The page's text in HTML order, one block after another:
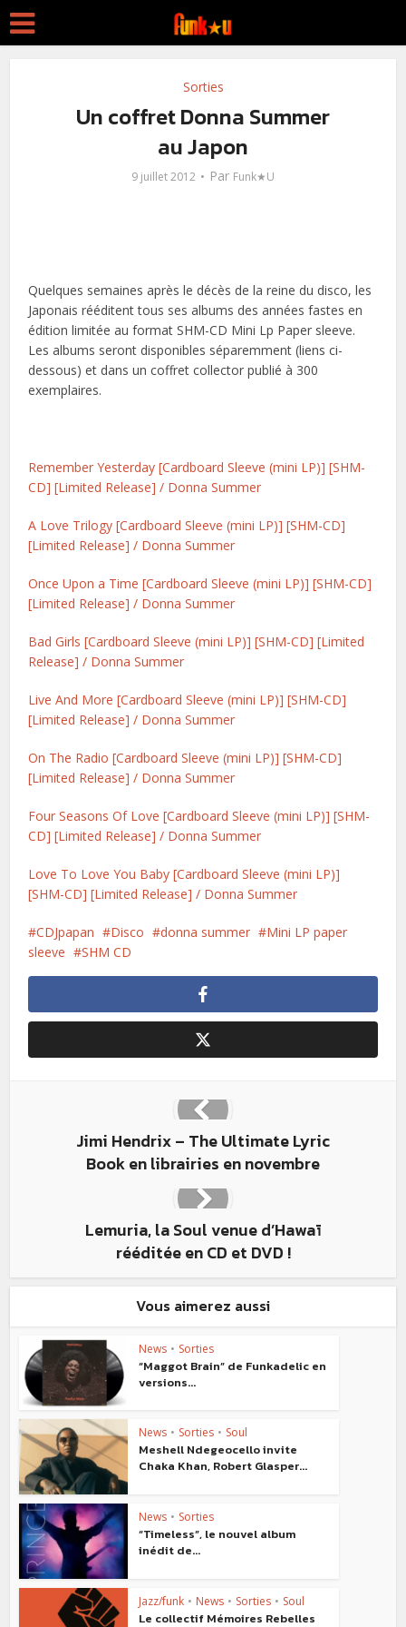
Sorties
Un coffret Donna Summer
au Japon
9 juillet 2012 Par Funk★U
Quelques semaines après le décès de la reine du disco, les
Japonais rééditent tous ses albums des années fastes en
édition limitée au format SHM-CD Mini Lp Paper sleeve.
Les albums seront disponibles séparemment (liens ci-
dessous) et dans un coffret collector publié à 300
exemplaires.
Remember Yesterday [Cardboard Sleeve (mini LP)] [SHM-
CD] [Limited Release] / Donna Summer
A Love Trilogy [Cardboard Sleeve (mini LP)] [SHM-CD]
[Limited Release] / Donna Summer
Once Upon a Time [Cardboard Sleeve (mini LP)] [SHM-CD]
[Limited Release] / Donna Summer
Bad Girls [Cardboard Sleeve (mini LP)] [SHM-CD] [Limited
Release] / Donna Summer
Live And More [Cardboard Sleeve (mini LP)] [SHM-CD]
[Limited Release] / Donna Summer
On The Radio [Cardboard Sleeve (mini LP)] [SHM-CD]
[Limited Release] / Donna Summer
Four Seasons Of Love [Cardboard Sleeve (mini LP)] [SHM-
CD] [Limited Release] / Donna Summer
Love To Love You Baby [Cardboard Sleeve (mini LP)]
[SHM-CD] [Limited Release] / Donna Summer
CDJpapan Disco donna summer
Mini LP paper
sleeve
SHM CD
Jimi Hendrix – The Ultimate Lyric
Book en librairies en novembre
Lemuria, la Soul venue d’Hawaï
rééditée en CD et DVD !
Vous aimerez aussi
News • Sorties
“Maggot Brain” de Funkadelic en
versions...
News • Sorties • Soul
Meshell Ndegeocello invite
Chaka Khan, Robert Glasper...
News • Sorties
“Timeless”, le nouvel album
inédit de...
Jazz/funk • News • Sorties • Soul
Le collectif Mémoires Rebelles